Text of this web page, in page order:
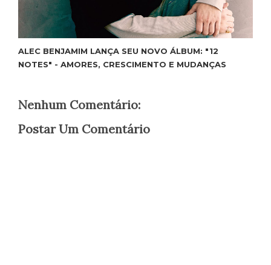
ALEC BENJAMIM LANÇA SEU NOVO ÁLBUM: "12
NOTES" - AMORES, CRESCIMENTO E MUDANÇAS
Nenhum Comentário:
Postar Um Comentário